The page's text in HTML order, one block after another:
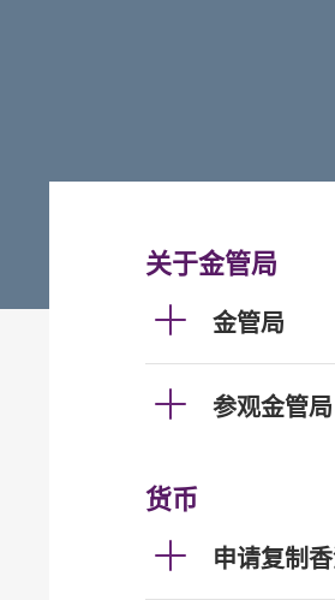
关于金管局
金管局
参观金管局
货币
申请复制